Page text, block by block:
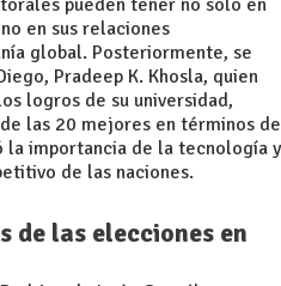
pueden tener no solo en
en sus relaciones
global. Posteriormente, se
Pradeep K. Khosla, quien
logros de su universidad,
las 20 mejores en términos de
la importancia de la tecnología y
de las naciones.
de las elecciones en